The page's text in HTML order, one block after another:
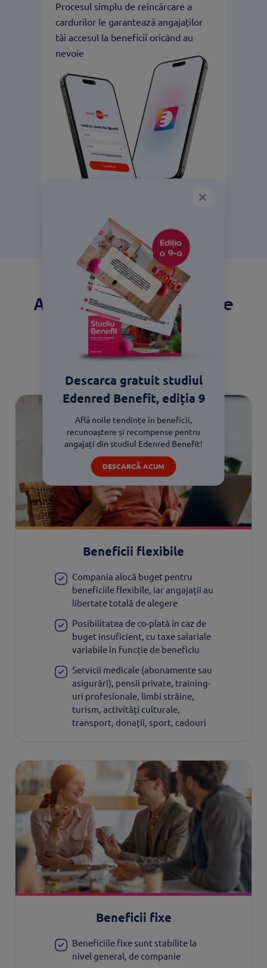
Procesul simplu de reîncărcare a
cardurilor le garantează angajaților
tăi accesul la beneficii oricând au
nevoie
Alege beneficiile potrivite
pentru compania ta
Descoperă soluțiile
Beneficii flexibile
Compania alocă buget pentru
beneficiile flexibile, iar angajații au
libertate totală de alegere
Posibilitatea de co-plată în caz de
buget insuficient, cu taxe salariale
variabile în funcție de beneficiu
Servicii medicale (abonamente sau
asigurări), pensii private, training-
uri profesionale, limbi străine,
turism, activități culturale,
transport, donații, sport, cadouri
Beneficii fixe
Beneficiile fixe sunt stabilite la
nivel general, de companie
Descarca gratuit studiul
Edenred Benefit, ediția 9
Află noile tendințe în beneficii,
recunoaștere și recompense pentru
angajați din studiul Edenred Benefit!
DESCARCĂ ACUM